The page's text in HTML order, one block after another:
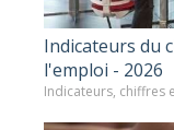
Indicateurs du
l'emploi - 2026
Indicateurs, chiffres